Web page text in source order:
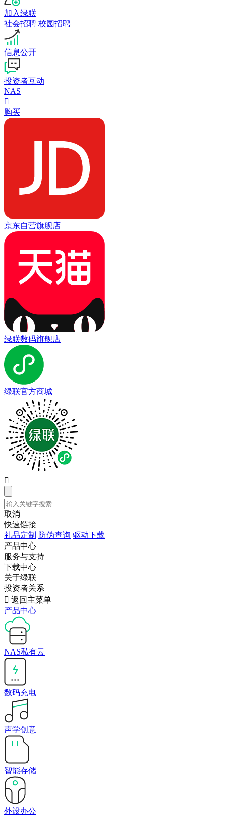
加入绿联
社会招聘 校园招聘
信息公开
投资者互动
NAS

购买
京东自营旗舰店
绿联数码旗舰店
绿联官方商城

取消
快速链接
礼品定制 防伪查询 驱动下载
产品中心
服务与支持
下载中心
关于绿联
投资者关系
 返回主菜单
产品中心
NAS私有云
数码充电
声学创意
智能存储
外设办公